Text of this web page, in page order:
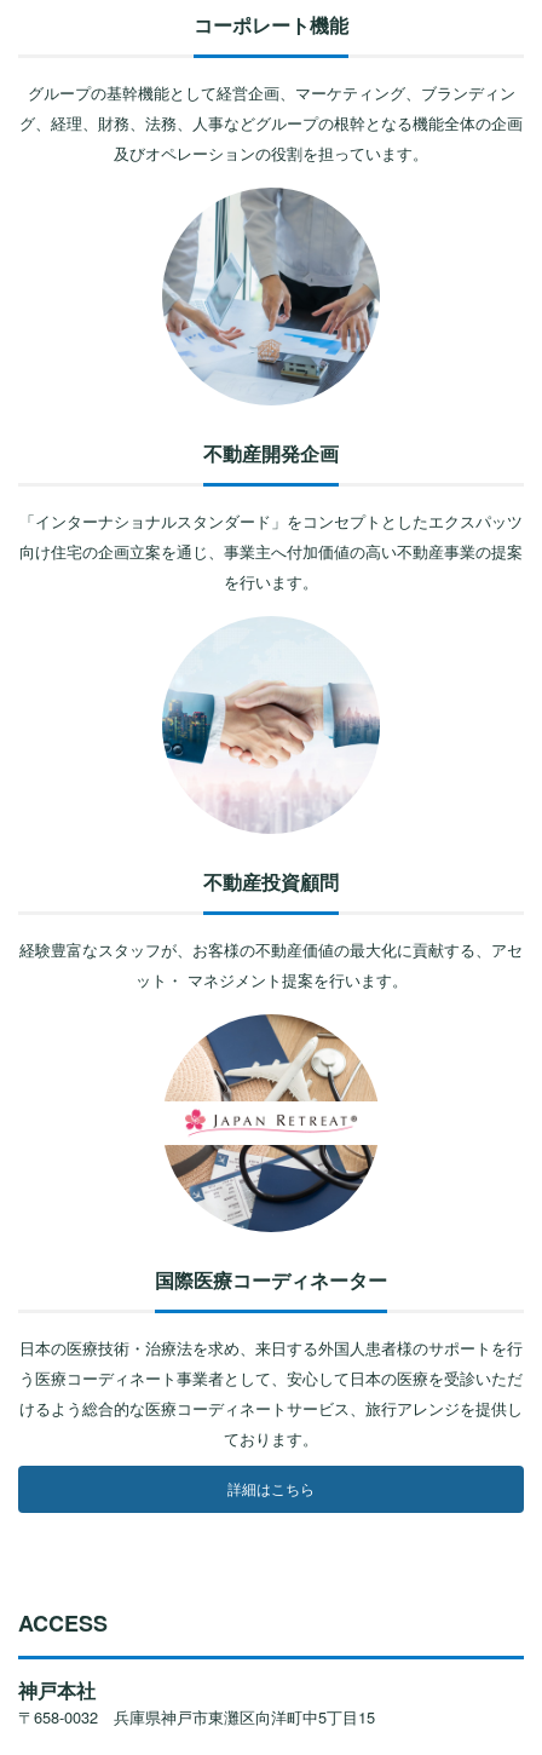
コーポレート機能
グループの基幹機能として経営企画、マーケティング、ブランディン
グ、経理、財務、法務、人事などグループの根幹となる機能全体の企画
及びオペレーションの役割を担っています。
不動産開発企画
「インターナショナルスタンダード」をコンセプトとしたエクスパッツ
向け住宅の企画立案を通じ、事業主へ付加価値の高い不動産事業の提案
を行います。
不動産投資顧問
経験豊富なスタッフが、お客様の不動産価値の最大化に貢献する、アセ
ット・ マネジメント提案を行います。
国際医療コーディネーター
日本の医療技術・治療法を求め、来日する外国人患者様のサポートを行
う医療コーディネート事業者として、安心して日本の医療を受診いただ
けるよう総合的な医療コーディネートサービス、旅行アレンジを提供し
ております。
詳細はこちら
ACCESS
神戸本社
〒658-0032 兵庫県神戸市東灘区向洋町中5丁目15